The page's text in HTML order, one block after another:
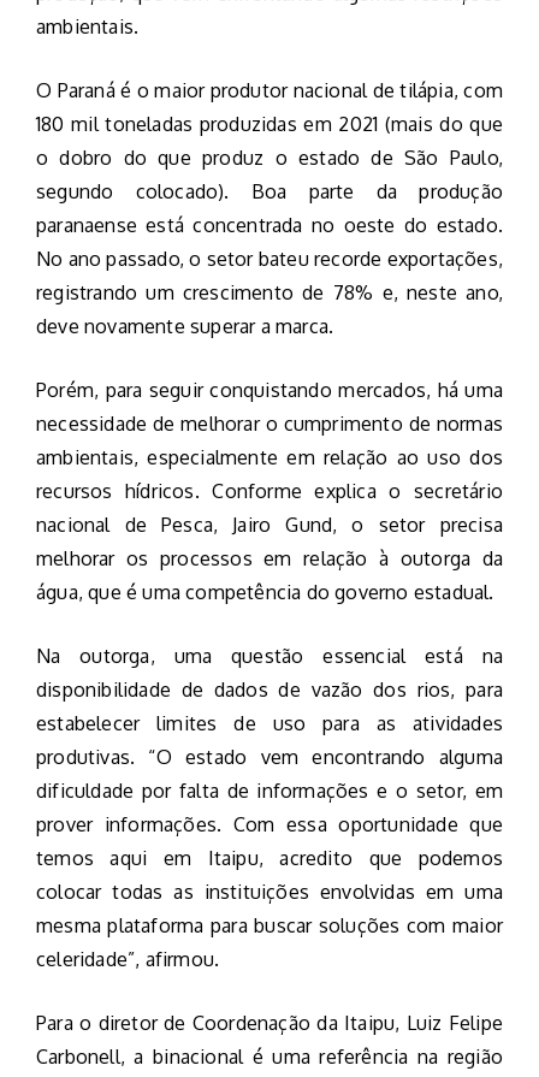
ambientais.
O Paraná é o maior produtor nacional de tilápia, com
180 mil toneladas produzidas em 2021 (mais do que
o dobro do que produz o estado de São Paulo,
segundo colocado). Boa parte da produção
paranaense está concentrada no oeste do estado.
No ano passado, o setor bateu recorde exportações,
registrando um crescimento de 78% e, neste ano,
deve novamente superar a marca.
Porém, para seguir conquistando mercados, há uma
necessidade de melhorar o cumprimento de normas
ambientais, especialmente em relação ao uso dos
recursos hídricos. Conforme explica o secretário
nacional de Pesca, Jairo Gund, o setor precisa
melhorar os processos em relação à outorga da
água, que é uma competência do governo estadual.
Na outorga, uma questão essencial está na
disponibilidade de dados de vazão dos rios, para
estabelecer limites de uso para as atividades
produtivas. “O estado vem encontrando alguma
dificuldade por falta de informações e o setor, em
prover informações. Com essa oportunidade que
temos aqui em Itaipu, acredito que podemos
colocar todas as instituições envolvidas em uma
mesma plataforma para buscar soluções com maior
celeridade”, afirmou.
Para o diretor de Coordenação da Itaipu, Luiz Felipe
Carbonell, a binacional é uma referência na região